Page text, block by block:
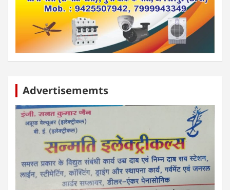
बस्तर पाति
आपकी अपनी पत्रिका
Advertisememts